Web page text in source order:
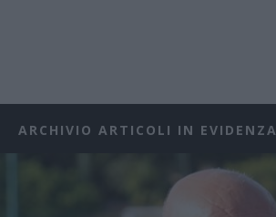
ARCHIVIO ARTICOLI IN EVIDENZA